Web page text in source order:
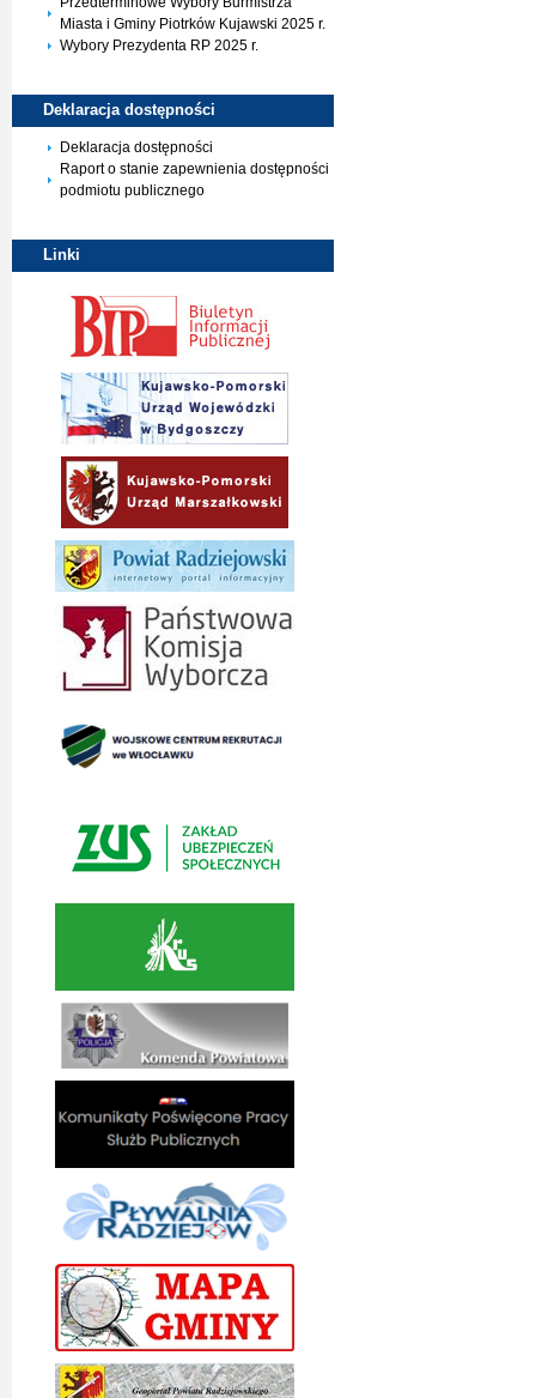
Miasta i Gminy Piotrków Kujawski 2025 r.
Wybory Prezydenta RP 2025 r.
Deklaracja dostępności
Deklaracja dostępności
Raport o stanie zapewnienia dostępności
podmiotu publicznego
Linki